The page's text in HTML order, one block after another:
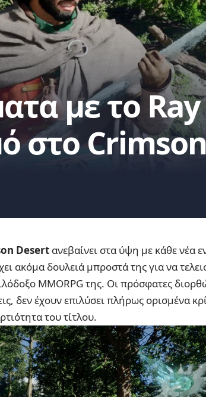
με το
στο
Desert ανεβαίνει στα ύψη με κάθε νέα
ακόμα δουλειά μπροστά της για να
MMORPG της. Οι πρόσφατες
δεν έχουν επιλύσει πλήρως ορισμένα
του τίτλου.